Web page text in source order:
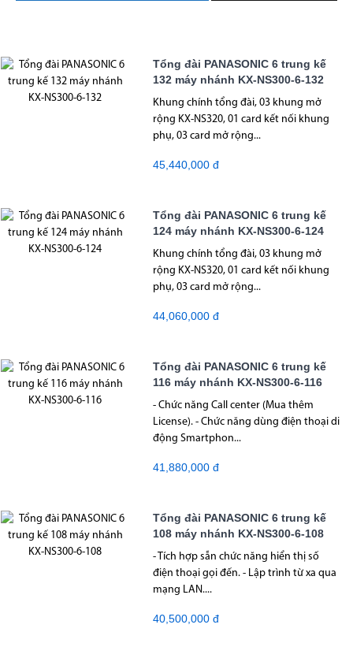
Tổng đài PANASONIC 6 trung kế
132 máy nhánh KX-NS300-6-132
Khung chính tổng đài, 03 khung mở
rộng KX-NS320, 01 card kết nối khung
phụ, 03 card mở rộng...
45,440,000 đ
Tổng đài PANASONIC 6 trung kế
124 máy nhánh KX-NS300-6-124
Khung chính tổng đài, 03 khung mở
rộng KX-NS320, 01 card kết nối khung
phụ, 03 card mở rộng...
44,060,000 đ
Tổng đài PANASONIC 6 trung kế
116 máy nhánh KX-NS300-6-116
- Chức năng Call center (Mua thêm
License). - Chức năng dùng điện thoại di
động Smartphon...
41,880,000 đ
Tổng đài PANASONIC 6 trung kế
108 máy nhánh KX-NS300-6-108
- Tích hợp sẵn chức năng hiển thị số
điện thoại gọi đến. - Lập trình từ xa qua
mạng LAN....
40,500,000 đ